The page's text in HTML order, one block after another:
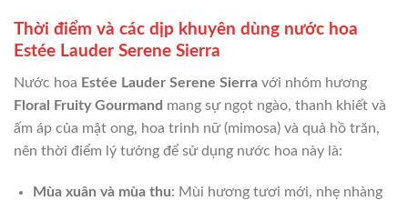
Thời điểm và các dịp khuyên dùng nước hoa
Estée Lauder Serene Sierra
Nước hoa Estée Lauder Serene Sierra với nhóm hương
Floral Fruity Gourmand mang sự ngọt ngào, thanh khiết và
ấm áp của mật ong, hoa trinh nữ (mimosa) và quả hồ trăn,
nên thời điểm lý tưởng để sử dụng nước hoa này là:
Mùa xuân và mùa thu: Mùi hương tươi mới, nhẹ nhàng